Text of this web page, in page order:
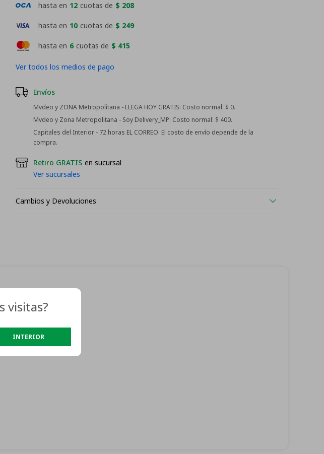
hasta en 6 cuotas de $ 415
hasta en 12 cuotas de $ 208
hasta en 10 cuotas de $ 249
Ver todos los medios de pago
Envíos
Mvdeo y ZONA Metropolitana - LLEGA HOY GRATIS: Costo normal: $ 0.
Mvdeo y Zona Metropolitana - Soy Delivery_MP: Costo normal: $ 400.
Capitales del Interior - 72 horas EL CORREO: El costo de envío depende de la
compra.
Retiro GRATIS en sucursal
Ver sucursales
Cambios y Devoluciones
visitas?
INTERIOR